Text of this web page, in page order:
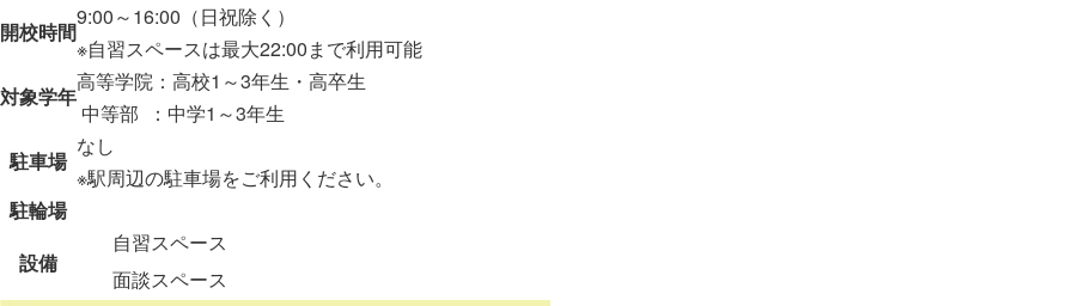
開校時間
9:00～16:00（日祝除く）
※自習スペースは最大22:00まで利用可能
対象学年
高等学院：高校1～3年生・高卒生
中等部 ：中学1～3年生
駐車場
なし
※駅周辺の駐車場をご利用ください。
駐輪場
設備
自習スペース
面談スペース